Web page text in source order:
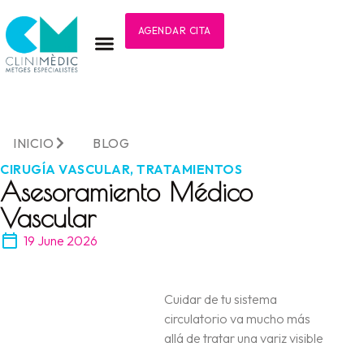
AGENDAR CITA
INICIO
BLOG
CIRUGÍA VASCULAR, TRATAMIENTOS
Asesoramiento Médico
Vascular
19 June 2026
Cuidar de tu sistema
circulatorio va mucho más
allá de tratar una variz visible